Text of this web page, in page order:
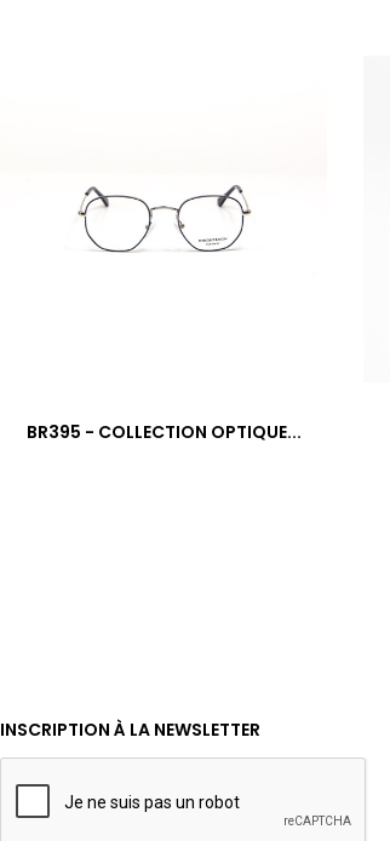
BR395 - COLLECTION OPTIQUE...
INSCRIPTION À LA NEWSLETTER